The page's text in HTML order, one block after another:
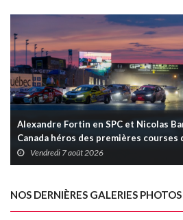
Alexandre Fortin en SPC et Nicolas
Canada héros des premières courses
Vendredi 7 août 2026
NOS DERNIÈRES GALERIES PHOTOS